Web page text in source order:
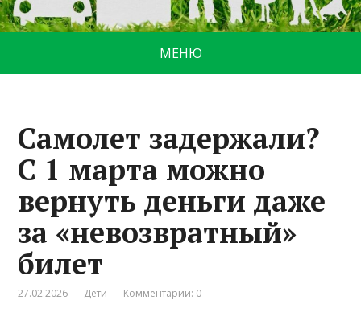
МЕНЮ
Самолет задержали?
С 1 марта можно
вернуть деньги даже
за «невозвратный»
билет
27.02.2026 Дети Комментарии: 0